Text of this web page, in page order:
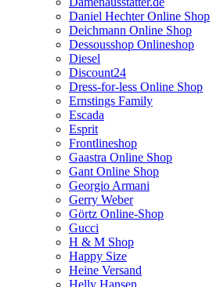
Daniel Hechter Online Shop
Deichmann Online Shop
Dessousshop Onlineshop
Diesel
Discount24
Dress-for-less Online Shop
Ernstings Family
Escada
Esprit
Frontlineshop
Gaastra Online Shop
Gant Online Shop
Georgio Armani
Gerry Weber
Görtz Online-Shop
Gucci
H & M Shop
Happy Size
Heine Versand
Helly Hansen